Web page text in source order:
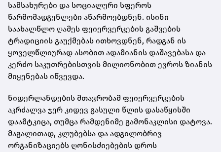
სამსახურები და სოციალური სფეროს
წარმომადგენლები აწარმოებდნენ. ისინი
საახალწლო ღამეს ფეიერვერკების გაშვების
ტრადიციის გაუქმებას ითხოვდნენ, რადგან ის
ყოველწლიურად ასობით ადამიანის დაშავებასა და
კერძო საკუთრებისთვის მილიონობით ევროს ზიანის
მიყენებას იწვევდა.
ნიდერლანდების მთავრობამ ფეიერვერკების
აკრძალვა ჯერ კიდევ გასული წლის დასაწყისში
დაამტკიცა, თუმცა რამდენიმე გამონაკლისი დატოვა.
მაგალითად, კლუბებსა და ადგილობრივ
ორგანიზაციებს ღონისძიებების დროს